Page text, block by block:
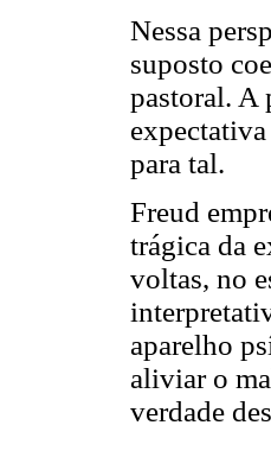
Nessa
suposto
pastoral. A
para tal.
Freud
trágica da
voltas, no
aparelho
aliviar o
verdade